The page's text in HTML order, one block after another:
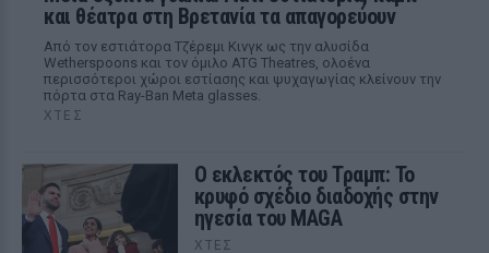
και θέατρα στη Βρετανία τα απαγορεύουν
Από τον εστιάτορα Τζέρεμι Κινγκ ως την αλυσίδα
Wetherspoons και τον όμιλο ATG Theatres, ολοένα
περισσότεροι χώροι εστίασης και ψυχαγωγίας κλείνουν την
πόρτα στα Ray-Ban Meta glasses.
ΧΤΕΣ
Ο εκλεκτός του Τραμπ: Το
κρυφό σχέδιο διαδοχής στην
ηγεσία του MAGA
ΧΤΕΣ